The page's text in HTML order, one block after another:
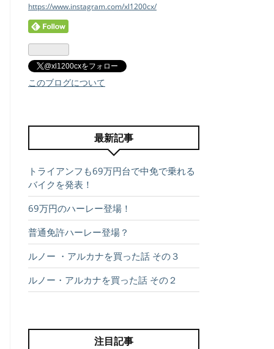
https://www.instagram.com/xl1200cx/
@xl1200cxをフォロー
このブログについて
最新記事
トライアンフも69万円台で中免で乗れる
バイクを発表！
69万円のハーレー登場！
普通免許ハーレー登場？
ルノー ・アルカナを買った話 その３
ルノー・アルカナを買った話 その２
注目記事